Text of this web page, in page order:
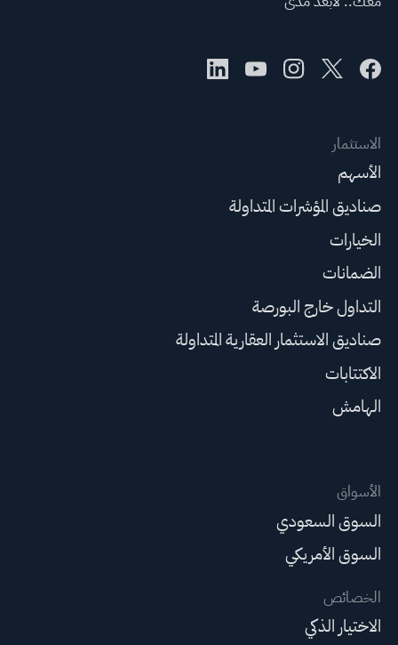
الاستثمار
الأسهم
صناديق المؤشرات المتداولة
الخيارات
الضمانات
التداول خارج البورصة
صناديق الاستثمار العقارية المتداولة
الاكتتابات
الهامش
الأسواق
السوق السعودي
السوق الأمريكي
الخصائص
الاختيار الذكي